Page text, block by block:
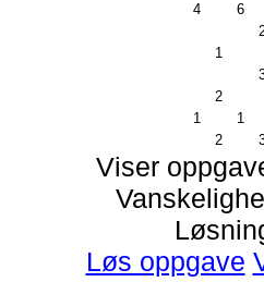
4
6
1
2
1
1
2
Viser
Løs oppgave